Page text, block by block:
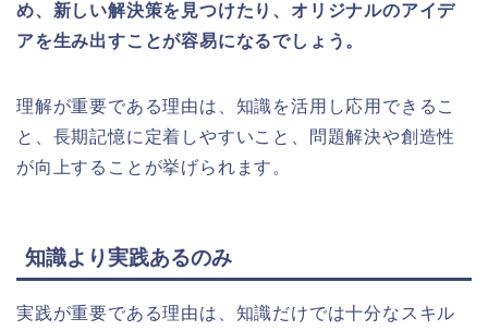
め、新しい解決策を見つけたり、オリジナルのアイデ
アを生み出すことが容易になるでしょう。
理解が重要である理由は、知識を活用し応用できるこ
と、長期記憶に定着しやすいこと、問題解決や創造性
が向上することが挙げられます。
知識より実践あるのみ
実践が重要である理由は、知識だけでは十分なスキル